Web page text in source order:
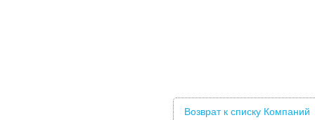
Возврат к списку Компаний